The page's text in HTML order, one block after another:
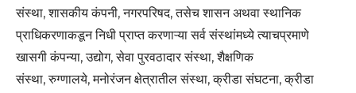
संस्था, शासकीय कंपनी, नगरपरिषद, तसेच शासन अथवा स्थानिक
प्राधिकरणाकडून निधी प्राप्त करणाऱ्या सर्व संस्थांमध्ये त्याचप्रमाणे
खासगी कंपन्या, उद्योग, सेवा पुरवठादार संस्था, शैक्षणिक
संस्था, रुग्णालये, मनोरंजन क्षेत्रातील संस्था, क्रीडा संघटना, क्रीडा